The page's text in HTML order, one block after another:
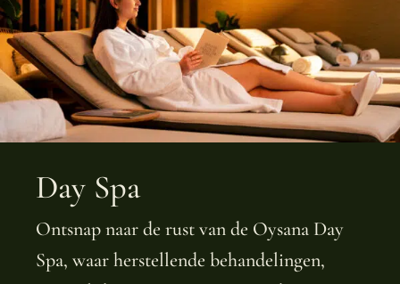
Day Spa
Ontsnap naar de rust van de Oysana Day
Spa, waar herstellende behandelingen,